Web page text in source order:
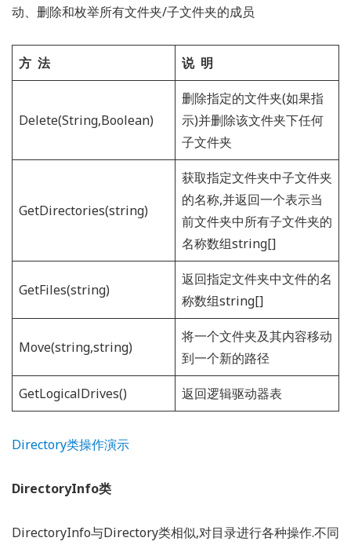
动、删除和枚举所有文件夹/子文件夹的成员
方 法 说 明
Delete(String,Boolean)
删除指定的文件夹(如果指
示)并删除该文件夹下任何
子文件夹
GetDirectories(string)
获取指定文件夹中子文件夹
的名称,并返回一个表示当
前文件夹中所有子文件夹的
名称数组string[]
GetFiles(string)
返回指定文件夹中文件的名
称数组string[]
Move(string,string)
将一个文件夹及其内容移动
到一个新的路径
GetLogicalDrives() 返回逻辑驱动器表
Directory类操作演示
DirectoryInfo类
DirectoryInfo与Directory类相似,对目录进行各种操作.不同